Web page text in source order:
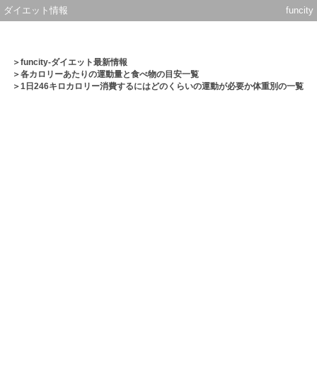
ダイエット情報 funcity
＞funcity-ダイエット最新情報
＞各カロリーあたりの運動量と食べ物の目安一覧
＞1日246キロカロリー消費するにはどのくらいの運動が必要か体重別の一覧